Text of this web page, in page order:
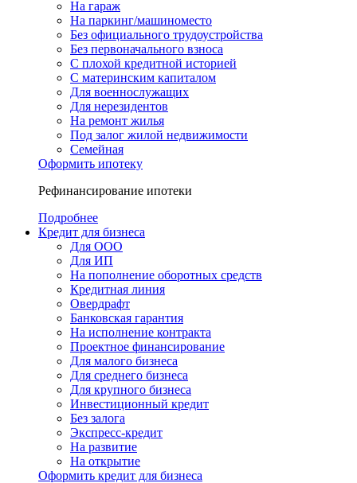
На гараж
На паркинг/машиноместо
Без официального трудоустройства
Без первоначального взноса
С плохой кредитной историей
С материнским капиталом
Для военнослужащих
Для нерезидентов
На ремонт жилья
Под залог жилой недвижимости
Семейная
Оформить ипотеку
Рефинансирование ипотеки
Подробнее
Кредит для бизнеса
Для ООО
Для ИП
На пополнение оборотных средств
Кредитная линия
Овердрафт
Банковская гарантия
На исполнение контракта
Проектное финансирование
Для малого бизнеса
Для среднего бизнеса
Для крупного бизнеса
Инвестиционный кредит
Без залога
Экспресс-кредит
На развитие
На открытие
Оформить кредит для бизнеса